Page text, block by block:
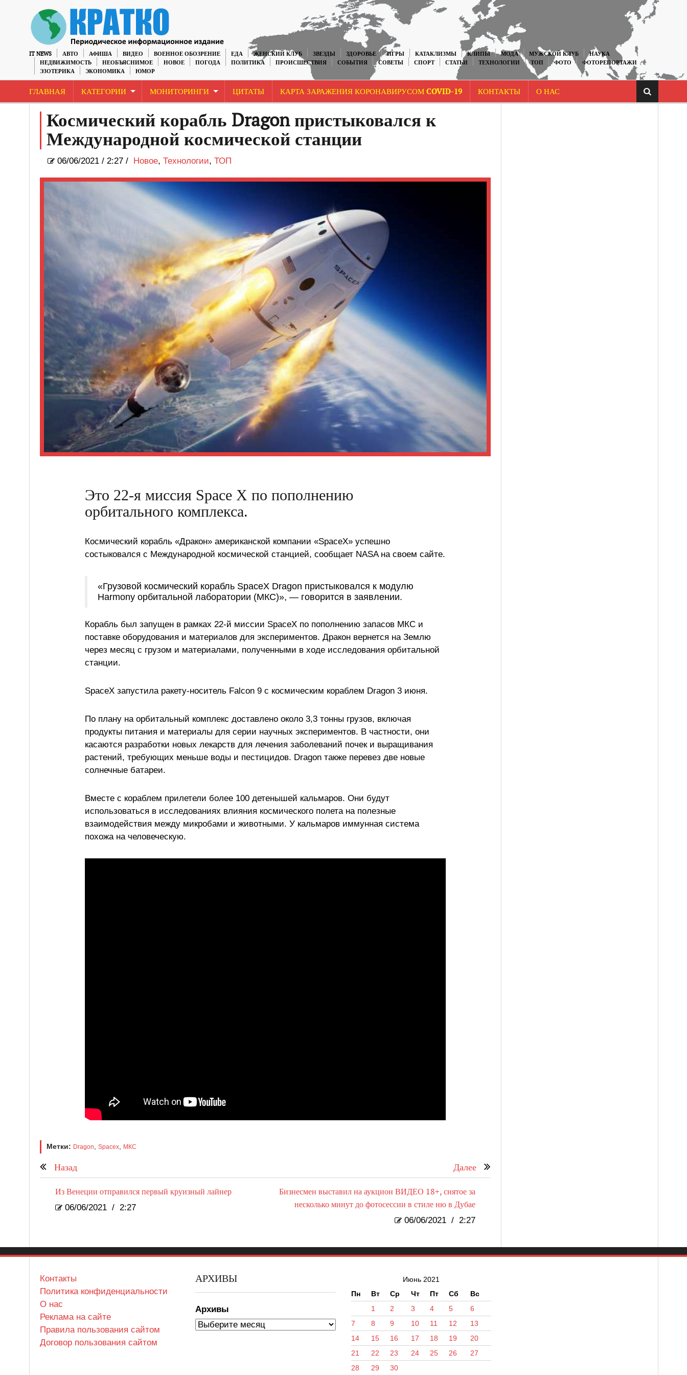
IT NEWS АВТО АФИША ВИДЕО ВОЕННОЕ ОБОЗРЕНИЕ ЕДА ЖЕНСКИЙ КЛУБ ЗВЕЗДЫ ЗДОРОВЬЕ ИГРЫ КАТАКЛИЗМЫ КЛИПЫ МОДА МУЖСКОЙ КЛУБ
НАУКА
НЕДВИЖИМОСТЬ
НЕОБЪЯСНИМОЕ НОВОЕ ПОГОДА ПОЛИТИКА ПРОИСШЕСТВИЯ СОБЫТИЯ СОВЕТЫ СПОРТ СТАТЬИ ТЕХНОЛОГИИ ТОП ФОТО
ФОТОРЕПОРТАЖИ
ЭЗОТЕРИКА
ЭКОНОМИКА ЮМОР
ГЛАВНАЯ КАТЕГОРИИ МОНИТОРИНГИ ЦИТАТЫ КАРТА ЗАРАЖЕНИЯ КОРОНАВИРУСОМ COVID-19 КОНТАКТЫ О НАС
Космический корабль Dragon пристыковался к
Международной космической станции
06/06/2021/ 2:27 / Новое, Технологии, ТОП
Это 22-я миссия Space X по пополнению
орбитального комплекса.
Космический корабль «Дракон» американской компании «SpaceX» успешно
состыковался с Международной космической станцией, сообщает NASA на своем сайте.
«Грузовой космический корабль SpaceX Dragon пристыковался к модулю
Harmony орбитальной лаборатории (МКС)», — говорится в заявлении.
Корабль был запущен в рамках 22-й миссии SpaceX по пополнению запасов МКС и
поставке оборудования и материалов для экспериментов. Дракон вернется на Землю
через месяц с грузом и материалами, полученными в ходе исследования орбитальной
станции.
SpaceX запустила ракету-носитель Falcon 9 с космическим кораблем Dragon 3 июня.
По плану на орбитальный комплекс доставлено около 3,3 тонны грузов, включая
продукты питания и материалы для серии научных экспериментов. В частности, они
касаются разработки новых лекарств для лечения заболеваний почек и выращивания
растений, требующих меньше воды и пестицидов. Dragon также перевез две новые
солнечные батареи.
Вместе с кораблем прилетели более 100 детенышей кальмаров. Они будут
использоваться в исследованиях влияния космического полета на полезные
взаимодействия между микробами и животными. У кальмаров иммунная система
похожа на человеческую.
Метки: Dragon, Spacex, МКС
Назад Далее
Из Венеции отправился первый круизный лайнер
06/06/2021 / 2:27
Бизнесмен выставил на аукцион ВИДЕО 18+, снятое за
несколько минут до фотосессии в стиле ню в Дубае
06/06/2021 / 2:27
Контакты
Политика конфиденциальности
О нас
Реклама на сайте
Правила пользования сайтом
Договор пользования сайтом
АРХИВЫ
Архивы
Июнь 2021
Пн
Вт Ср Чт Пт Сб
Вс
1
2 3 4 5
6
7
8 9 10 11 12
13
14
15 16 17 18 19
20
21
22 23 24 25 26
27
28
29 30